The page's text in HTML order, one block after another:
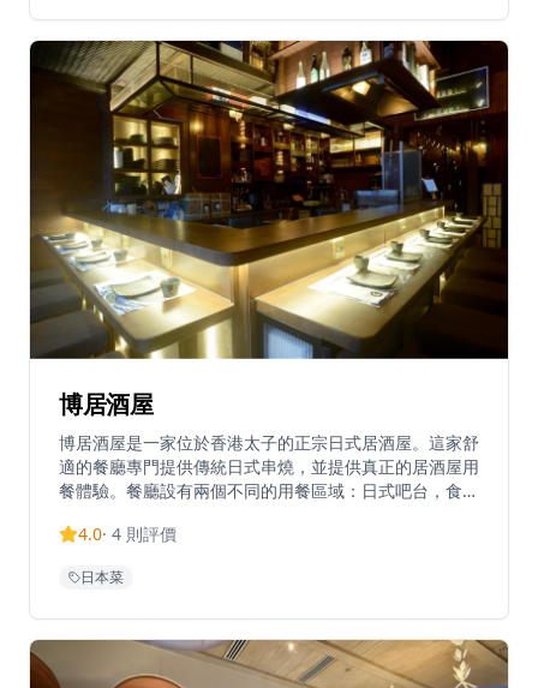
式飲食文化。
博居酒屋
博居酒屋是一家位於香港太子的正宗日式居酒屋。這家舒
適的餐廳專門提供傳統日式串燒，並提供真正的居酒屋用
餐體驗。餐廳設有兩個不同的用餐區域：日式吧台，食客
米式座位。招牌菜式包括燒飯團、香蔥牛燒、粟米牛油燒
業時間為週一至週六下午5點至凌晨2點（週日休息），
文化。
4.0· 4 則評價
日本菜